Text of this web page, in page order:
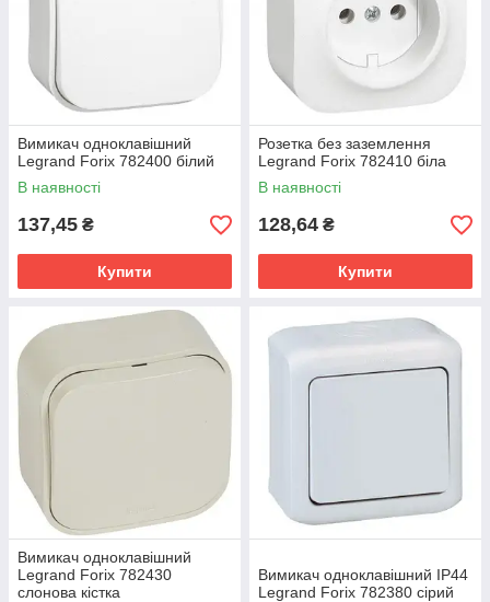
Вимикач одноклавішний
Legrand Forix 782400 білий
В наявності
137,45 ₴
Купити
Розетка без заземлення
Legrand Forix 782410 біла
В наявності
128,64 ₴
Купити
Вимикач одноклавішний
Legrand Forix 782430
слонова кістка
Вимикач одноклавішний IP44
Legrand Forix 782380 сірий